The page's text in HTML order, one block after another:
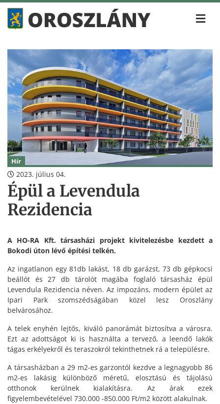
Hír
2023. július 04.
Épül a Levendula
Rezidencia
A HO-RA Kft. társasházi projekt kivitelezésbe kezdett a
Bokodi úton lévő építési telkén.
Az ingatlanon egy 81db lakást, 18 db garázst, 73 db gépkocsi
beállót és 27 db tárolót magába foglaló társasház épül
Levendula Rezidencia néven. Az impozáns, modern épület az
Ipari Park szomszédságában közel lesz Oroszlány
belvárosához.
A telek enyhén lejtős, kiváló panorámát biztosítva a városra.
Ezt az adottságot ki is használta a tervező, a leendő lakók
tágas erkélyekről és teraszokról tekinthetnek rá a településre.
A társasházban a 29 m2-es garzontól kezdve a legnagyobb 86
m2-es lakásig különböző méretű, elosztású és tájolású
otthonok kerülnek kialakításra. Az árak ezek
figyelembevételével 730.000 -850.000 Ft/m2 között alakulnak.